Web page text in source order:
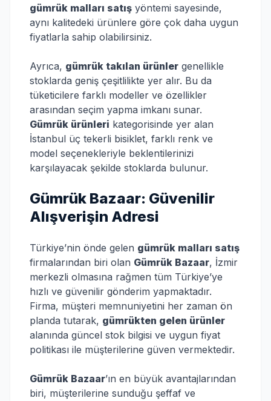
gümrük malları satış yöntemi sayesinde,
aynı kalitedeki ürünlere göre çok daha uygun
fiyatlarla sahip olabilirsiniz.
Ayrıca, gümrük takılan ürünler genellikle
stoklarda geniş çeşitlilikte yer alır. Bu da
tüketicilere farklı modeller ve özellikler
arasından seçim yapma imkanı sunar.
Gümrük ürünleri kategorisinde yer alan
İstanbul üç tekerli bisiklet, farklı renk ve
model seçenekleriyle beklentilerinizi
karşılayacak şekilde stoklarda bulunur.
Gümrük Bazaar: Güvenilir
Alışverişin Adresi
Türkiye’nin önde gelen gümrük malları satış
firmalarından biri olan Gümrük Bazaar, İzmir
merkezli olmasına rağmen tüm Türkiye’ye
hızlı ve güvenilir gönderim yapmaktadır.
Firma, müşteri memnuniyetini her zaman ön
planda tutarak, gümrükten gelen ürünler
alanında güncel stok bilgisi ve uygun fiyat
politikası ile müşterilerine güven vermektedir.
Gümrük Bazaar’ın en büyük avantajlarından
biri, müşterilerine sunduğu şeffaf ve